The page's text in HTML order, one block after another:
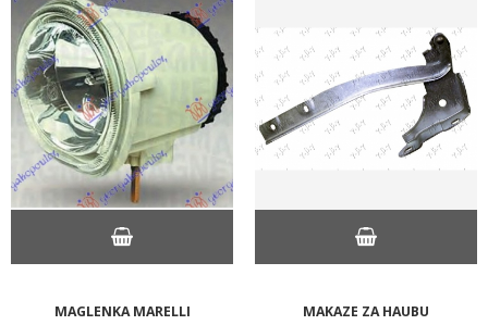
MAGLENKA MARELLI MAKAZE ZA HAUBU